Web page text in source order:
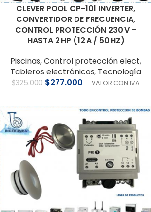
CLEVER POOL CP-101 INVERTER,
CONVERTIDOR DE FRECUENCIA,
CONTROL PROTECCIÓN 230 V –
HASTA 2 HP (12 A / 50 HZ)
Piscinas,Control protección elect,
Tableros electrónicos, Tecnología
$325.000 $277.000 — VALOR CON IVA